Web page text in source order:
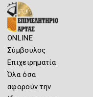
ONLINE
Σύμβουλος
Επιχειρηματία
Όλα όσα
αφορούν την